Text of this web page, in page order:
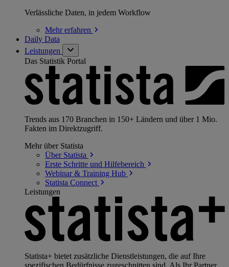
Verlässliche Daten, in jedem Workflow
Mehrerfahren
Daily Data
Leistungen
Das Statistik Portal
Trends aus 170 Branchen in 150+ Ländern und über 1 Mio.
Fakten im Direktzugriff.
Mehr über Statista
Über Statista
Erste Schritte und Hilfebereich
Webinar & Training Hub
Statista Connect
Leistungen
Statista+ bietet zusätzliche Dienstleistungen, die auf Ihre
spezifischen Bedürfnisse zugeschnitten sind. Als Ihr Partner